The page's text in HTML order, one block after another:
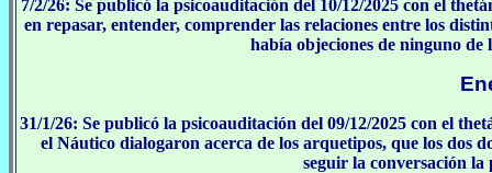
7/2/26: Se publicó la psicoauditación del 10/12/2025 con el
en repasar, entender, comprender las relaciones entre los
había objeciones de ninguno de
31/1/26: Se publicó la psicoauditación del 09/12/2025 con el
el Náutico dialogaron acerca de los arquetipos, que los
seguir la conversación la